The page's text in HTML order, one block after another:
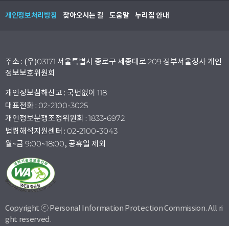
개인정보처리방침 찾아오시는 길 도움말 누리집 안내
주소 : (우)03171 서울특별시 종로구 세종대로 209 정부서울청사 개인
정보보호위원회
개인정보침해신고 : 국번없이 118
대표전화 : 02-2100-3025
개인정보분쟁조정위원회 : 1833-6972
법령해석지원센터 : 02-2100-3043
월~금 9:00~18:00, 공휴일 제외
Copyright ⓒ Personal Information Protection Commission. All ri
ght reserved.